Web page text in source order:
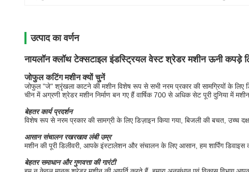
उत्पाद का वर्णन
नायलॉन क्लॉथ टेक्सटाइल इंडस्ट्रियल वेस्ट श्रेडर मशीन ऊनी कपड़े
जोफुल कटिंग मशीन क्यों चुनें
जोफुल "जे" श्रृंखला काटने की मशीन विशेष रूप से सभी नरम प्रकार की सामग्रियों के
चीन में अग्रणी श्रेडर मशीन निर्माण बन गए हैं वार्षिक 700 से अधिक सेट पूरी दुनिया में मशीन
बेहतर कार्य प्रदर्शन
विशेष रूप से नरम प्रकार की सामग्री के लिए डिज़ाइन किया गया, बिजली की बचत, उच्च
आसान संचालन रखरखाव लंबी उम्र
मशीन की पूरी डिलीवरी, आपके इंस्टालेशन और संचालन के लिए आसान, हम शार्पिंग
बेहतर समाधान और गुणवत्ता की गारंटी